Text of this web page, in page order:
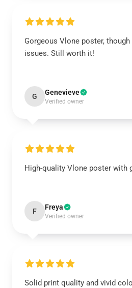
Gorgeous Vlone poster,
issues. Still worth it!
G Genevieve
Verified owner
High-quality Vlone poster with
F Freya
Verified owner
Solid print quality and vivid